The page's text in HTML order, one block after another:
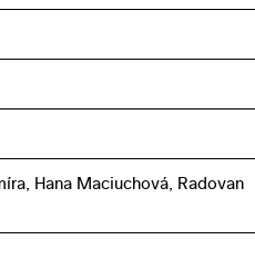
Hana Maciuchová, Radovan